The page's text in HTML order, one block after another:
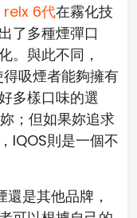
relx 6代在霧化技
了多種煙彈口
。與此不同，
吸煙者能夠擁有
多樣口味的選
；但如果妳追求
IQOS則是一個不
還是其他品牌，